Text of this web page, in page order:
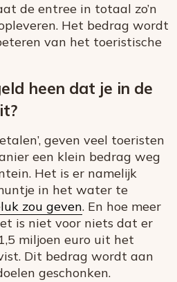
de entree in totaal zo’n
Het bedrag wordt
van het toeristische
heen dat je in de
geven veel toeristen
een klein bedrag weg
Het is er namelijk
in het water te
zou geven. En hoe meer
is niet voor niets dat er
miljoen euro uit het
Dit bedrag wordt aan
geschonken.